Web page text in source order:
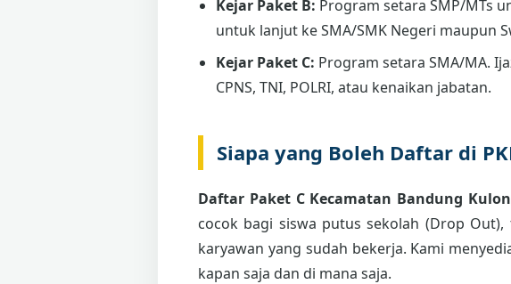
Kejar Paket B: Program setara SMP/MTs
untuk lanjut ke SMA/SMK Negeri maupun
Kejar Paket C: Program setara SMA/MA.
CPNS, TNI, POLRI, atau kenaikan jabatan.
Siapa yang Boleh Daftar di
Daftar Paket C Kecamatan Bandung
cocok bagi siswa putus sekolah (Drop
karyawan yang sudah bekerja. Kami
kapan saja dan di mana saja.